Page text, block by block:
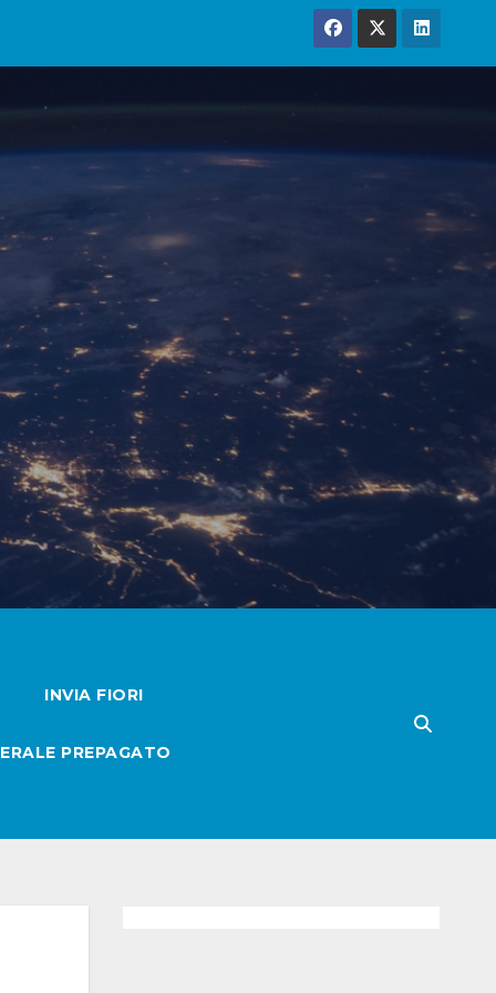
INVIA FIORI
PREPAGATO